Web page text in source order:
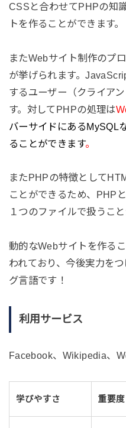
CSSと合わせてPHPの知
トを作ることができます。
またWebサイト制作のプ
が挙げられます。
するユーザー（クライア
す。対してPHPの処理は
バーサイドにあるMySQL
ることができます。
またPHPの特徴として
ことができるため、PHP
１つのファイルで扱うこと
動的なWebサイトを作る
われており、今後実力を
グ言語です！
利用サービス
Facebook、Wikipedia、
学びやすさ 重要度